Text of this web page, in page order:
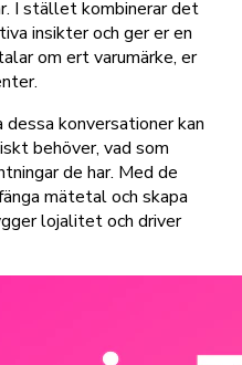
I stället kombinerar det
insikter och ger er en
om ert varumärke, er
konversationer kan
behöver, vad som
de har. Med de
mätetal och skapa
lojalitet och driver